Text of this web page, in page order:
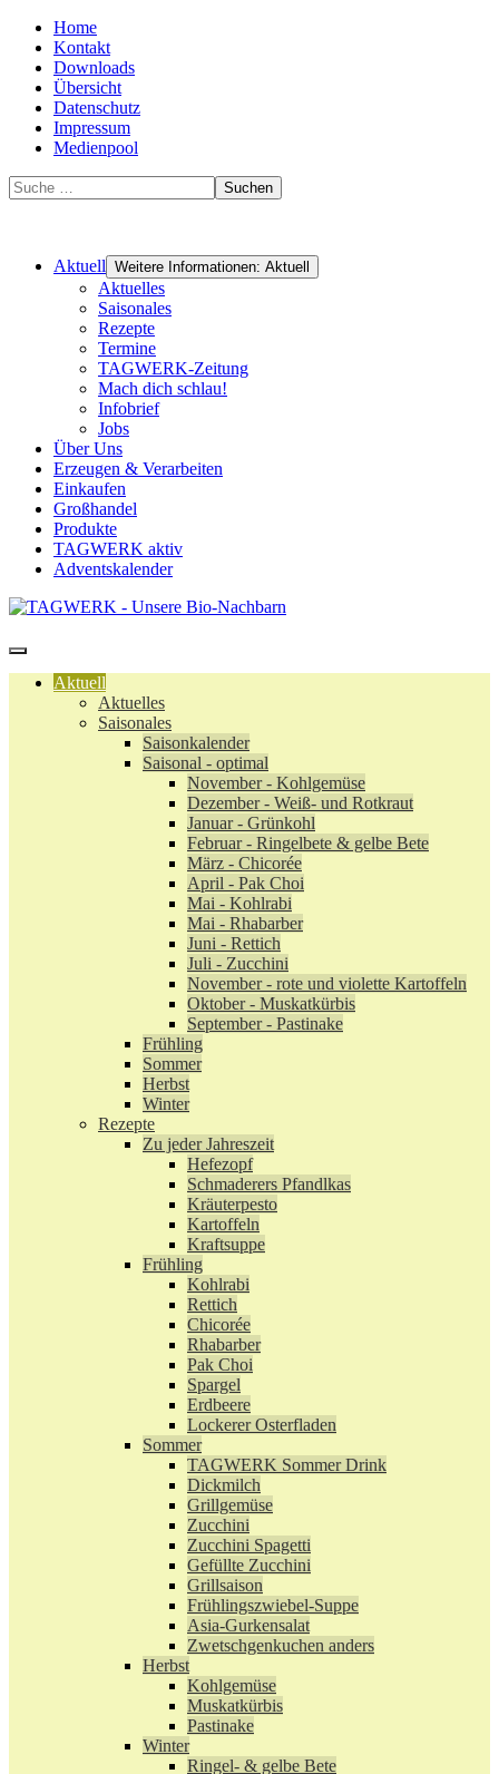
Home
Kontakt
Downloads
Übersicht
Datenschutz
Impressum
Medienpool
Suchen
Aktuell Weitere Informationen: Aktuell
Aktuelles
Saisonales
Rezepte
Termine
TAGWERK-Zeitung
Mach dich schlau!
Infobrief
Jobs
Über Uns
Erzeugen & Verarbeiten
Einkaufen
Großhandel
Produkte
TAGWERK aktiv
Adventskalender
Aktuell
Aktuelles
Saisonales
Saisonkalender
Saisonal - optimal
November - Kohlgemüse
Dezember - Weiß- und Rotkraut
Januar - Grünkohl
Februar - Ringelbete & gelbe Bete
März - Chicorée
April - Pak Choi
Mai - Kohlrabi
Mai - Rhabarber
Juni - Rettich
Juli - Zucchini
November - rote und violette Kartoffeln
Oktober - Muskatkürbis
September - Pastinake
Frühling
Sommer
Herbst
Winter
Rezepte
Zu jeder Jahreszeit
Hefezopf
Schmaderers Pfandlkas
Kräuterpesto
Kartoffeln
Kraftsuppe
Frühling
Kohlrabi
Rettich
Chicorée
Rhabarber
Pak Choi
Spargel
Erdbeere
Lockerer Osterfladen
Sommer
TAGWERK Sommer Drink
Dickmilch
Grillgemüse
Zucchini
Zucchini Spagetti
Gefüllte Zucchini
Grillsaison
Frühlingszwiebel-Suppe
Asia-Gurkensalat
Zwetschgenkuchen anders
Herbst
Kohlgemüse
Muskatkürbis
Pastinake
Winter
Ringel- & gelbe Bete